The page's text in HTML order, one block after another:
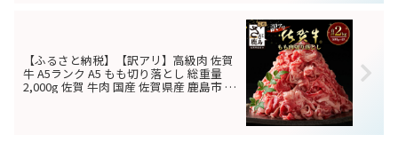
【ふるさと納税】【訳アリ】高級肉 佐賀
牛 A5ランク A5 もも切り落とし 総重量
2,000g 佐賀 牛肉 国産 佐賀県産 鹿島市 大